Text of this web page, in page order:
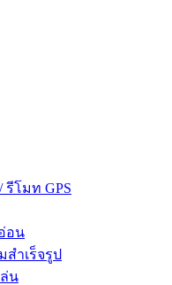
รีโมท GPS
อน
สำเร็จรูป
ล่น